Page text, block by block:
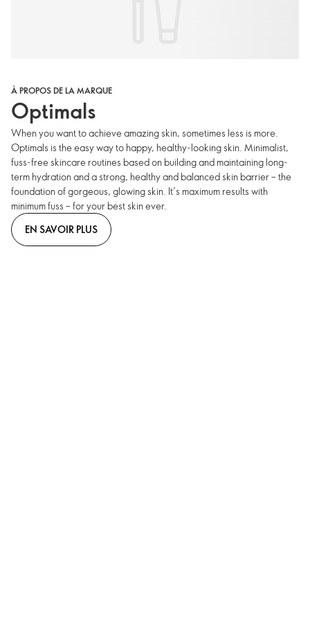
À PROPOS DE LA MARQUE
Optimals
When you want to achieve amazing skin, sometimes less is more.
Optimals is the easy way to happy, healthy-looking skin. Minimalist,
fuss-free skincare routines based on building and maintaining long-
term hydration and a strong, healthy and balanced skin barrier – the
foundation of gorgeous, glowing skin. It’s maximum results with
minimum fuss – for your best skin ever.
EN SAVOIR PLUS